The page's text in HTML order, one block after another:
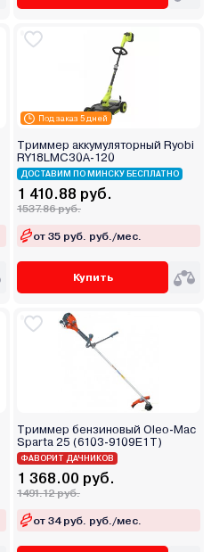
Под заказ 5 дней
Триммер аккумуляторный Ryobi
RY18LMC30A-120
ДОСТАВИМ ПО МИНСКУ БЕСПЛАТНО
1 410.88 руб.
1537.86 руб.
от 35 руб. руб./мес.
Купить
Триммер бензиновый Oleo-Mac
Sparta 25 (6103-9109E1T)
ФАВОРИТ ДАЧНИКОВ
1 368.00 руб.
1491.12 руб.
от 34 руб. руб./мес.